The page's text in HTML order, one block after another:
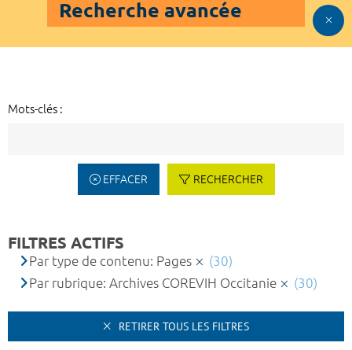
Recherche avancée
Mots-clés :
EFFACER RECHERCHER
FILTRES ACTIFS
Par type de contenu: Pages
(30)
Par rubrique: Archives COREVIH Occitanie
(30)
RETIRER TOUS LES FILTRES